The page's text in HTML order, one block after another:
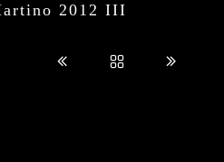
2012 III